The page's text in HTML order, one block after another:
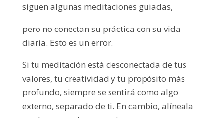
siguen algunas meditaciones guiadas,
pero no conectan su práctica con su vida
diaria. Esto es un error.
Si tu meditación está desconectada de tus
valores, tu creatividad y tu propósito más
profundo, siempre se sentirá como algo
externo, separado de ti. En cambio, alíneala